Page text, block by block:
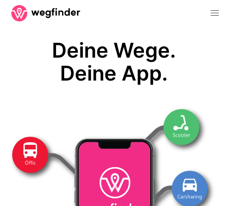
Deine Wege.
Deine App.